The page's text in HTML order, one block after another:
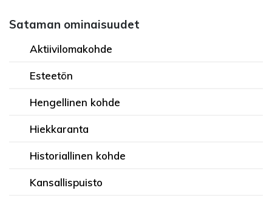
Sataman ominaisuudet
Aktiivilomakohde
Esteetön
Hengellinen kohde
Hiekkaranta
Historiallinen kohde
Kansallispuisto